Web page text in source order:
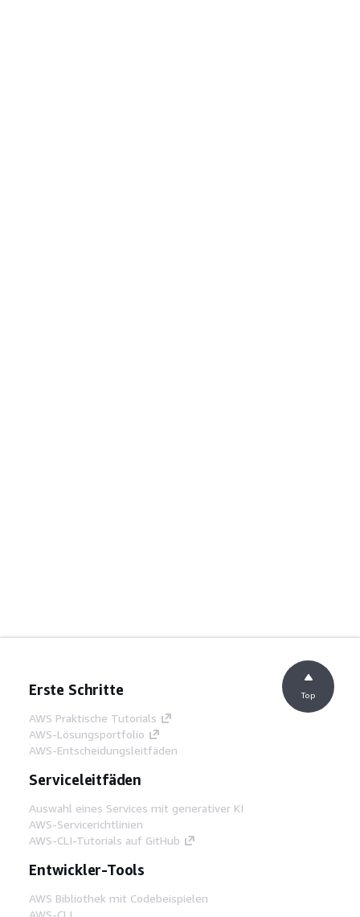
Erste Schritte
AWS Praktische Tutorials
AWS-Lösungsportfolio
AWS-Entscheidungsleitfäden
Serviceleitfäden
Auswahl eines Services mit generativer KI
AWS-Servicerichtlinien
AWS-CLI-Tutorials auf GitHub
Entwickler-Tools
AWS Bibliothek mit Codebeispielen
AWS-CLI
Top